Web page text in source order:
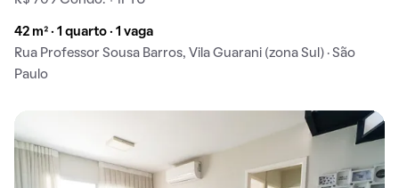
42 m² · 1 quarto · 1 vaga
Rua Professor Sousa Barros, Vila Guarani (zona Sul) · São
Paulo